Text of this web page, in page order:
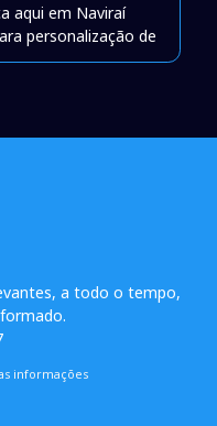
aqui em Naviraí
personalização de
a todo o tempo,
informações